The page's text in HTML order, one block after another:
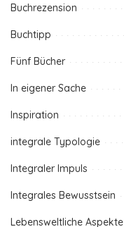
Buchrezension
Buchtipp
Fünf Bücher
In eigener Sache
Inspiration
integrale Typologie
Integraler Impuls
Integrales Bewusstsein
Lebensweltliche Aspekte